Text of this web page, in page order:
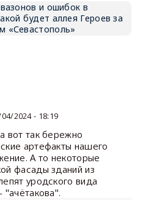
и ошибок в
будет аллея Героев за
«Севастополь»
2024 - 18:19
вот так бережно
артефакты нашего
А то некоторые
фасады зданий из
уродского вида
"ачётакова".